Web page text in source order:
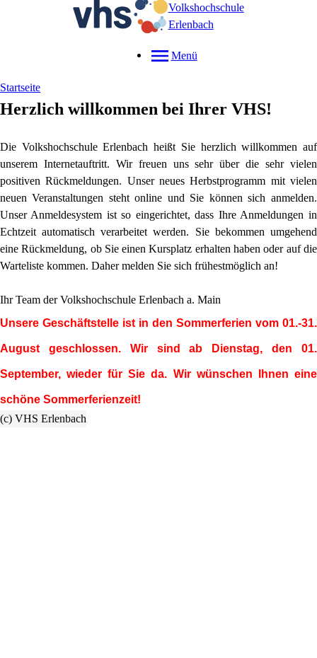
Volkshochschule
Erlenbach
Menü
Startseite
Herzlich willkommen bei Ihrer VHS!
Die Volkshochschule Erlenbach heißt Sie herzlich willkommen auf
unserem Internetauftritt. Wir freuen uns sehr über die sehr vielen
positiven Rückmeldungen. Unser neues Herbstprogramm mit vielen
neuen Veranstaltungen steht online und Sie können sich anmelden.
Unser Anmeldesystem ist so eingerichtet, dass Ihre Anmeldungen in
Echtzeit automatisch verarbeitet werden. Sie bekommen umgehend
eine Rückmeldung, ob Sie einen Kursplatz erhalten haben oder auf die
Warteliste kommen. Daher melden Sie sich frühestmöglich an!
Ihr Team der Volkshochschule Erlenbach a. Main
Unsere Geschäftstelle ist in den Sommerferien vom 01.-31.
August geschlossen. Wir sind ab Dienstag, den 01.
September, wieder für Sie da. Wir wünschen Ihnen eine
schöne Sommerferienzeit!
(c) VHS Erlenbach